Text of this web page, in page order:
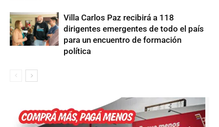
Villa Carlos Paz recibirá a 118
dirigentes emergentes de todo el país
para un encuentro de formación
política